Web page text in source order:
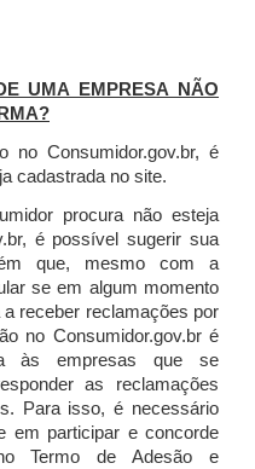
UMA EMPRESA NÃO
no Consumidor.gov.br, é
cadastrada no site.
procura não esteja
é possível sugerir sua
que, mesmo com a
se em algum momento
receber reclamações por
no Consumidor.gov.br é
às empresas que se
as reclamações
Para isso, é necessário
em participar e concorde
Termo de Adesão e